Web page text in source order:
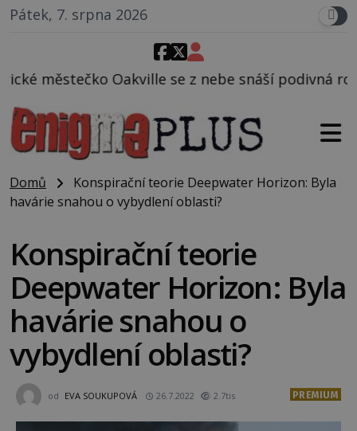
Pátek, 7. srpna 2026
se z nebe snáší podivná rosolovitá látka
Domů
Konspirační teorie Deepwater Horizon: Byla
havárie snahou o vybydlení oblasti?
Konspirační teorie
Deepwater Horizon: Byla
havárie snahou o
vybydlení oblasti?
od EVA SOUKUPOVÁ 26.7.2022 2.7tis PREMIUM